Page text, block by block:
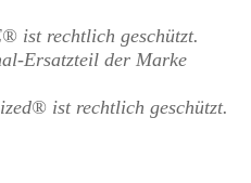
ist rechtlich geschützt.
Ersatzteil der Marke
ist rechtlich geschützt.